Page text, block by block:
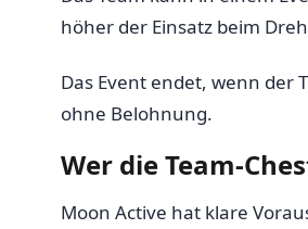
höher der Einsatz beim
Das Event endet, wenn der
ohne Belohnung.
Wer die Team-
Moon Active hat klare